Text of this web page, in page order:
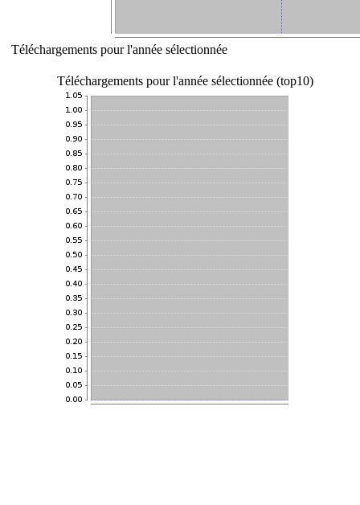
Téléchargements pour l'année sélectionnée
Téléchargements pour l'année sélectionnée (top10)